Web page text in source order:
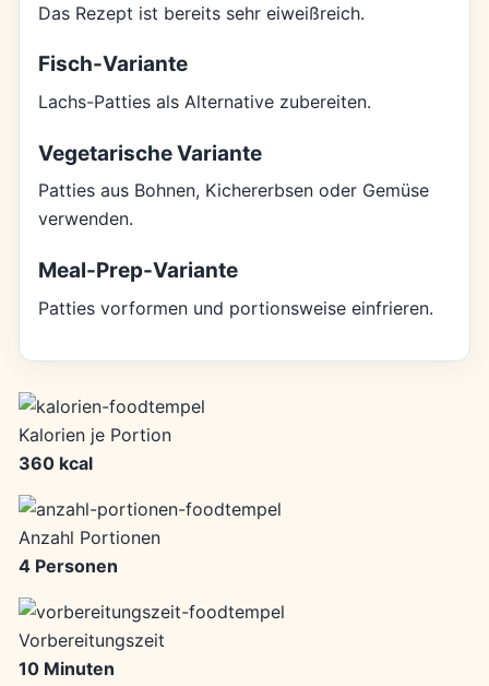
Das Rezept ist bereits sehr eiweißreich.
Fisch-Variante
Lachs-Patties als Alternative zubereiten.
Vegetarische Variante
Patties aus Bohnen, Kichererbsen oder Gemüse
verwenden.
Meal-Prep-Variante
Patties vorformen und portionsweise einfrieren.
Kalorien je Portion
360 kcal
Anzahl Portionen
4 Personen
Vorbereitungszeit
10 Minuten